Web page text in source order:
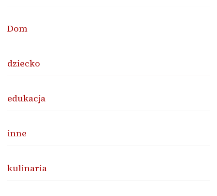
Dom
dziecko
edukacja
inne
kulinaria